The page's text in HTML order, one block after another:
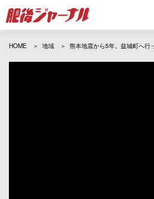
HOME 地域 熊本地震から5年。益城町へ行